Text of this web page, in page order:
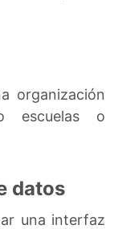
organización
escuelas o
datos
una interfaz